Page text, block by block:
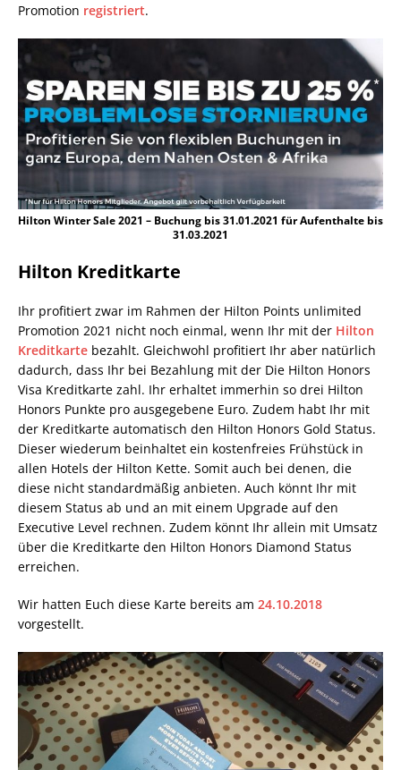
Promotion registriert.
Hilton Winter Sale 2021 – Buchung bis 31.01.2021 für Aufenthalte bis
31.03.2021
Hilton Kreditkarte
Ihr profitiert zwar im Rahmen der Hilton Points unlimited
Promotion 2021 nicht noch einmal, wenn Ihr mit der Hilton
Kreditkarte bezahlt. Gleichwohl profitiert Ihr aber natürlich
dadurch, dass Ihr bei Bezahlung mit der Die Hilton Honors
Visa Kreditkarte zahl. Ihr erhaltet immerhin so drei Hilton
Honors Punkte pro ausgegebene Euro. Zudem habt Ihr mit
der Kreditkarte automatisch den Hilton Honors Gold Status.
Dieser wiederum beinhaltet ein kostenfreies Frühstück in
allen Hotels der Hilton Kette. Somit auch bei denen, die
diese nicht standardmäßig anbieten. Auch könnt Ihr mit
diesem Status ab und an mit einem Upgrade auf den
Executive Level rechnen. Zudem könnt Ihr allein mit Umsatz
über die Kreditkarte den Hilton Honors Diamond Status
erreichen.
Wir hatten Euch diese Karte bereits am 24.10.2018
vorgestellt.